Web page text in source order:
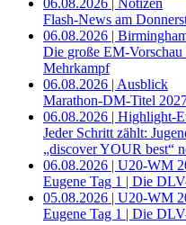
Flash-News am
06.08.2026 |
Die große EM-
Mehrkampf
06.08.2026 | Ausblick
Marathon-DM-Titel
06.08.2026 | Highlight-
Jeder Schritt zählt:
„discover YOUR best“
06.08.2026 | U20-WM
Eugene Tag 1 | Die
05.08.2026 | U20-WM
Eugene Tag 1 | Die